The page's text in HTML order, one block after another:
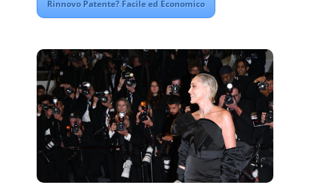
Rinnovo Patente? Facile ed Economico